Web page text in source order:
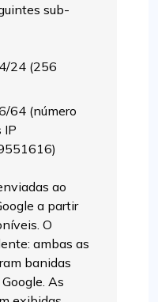
sub-
24 (256
64 (número
IP
ao
a partir
O
ambas as
banidas
As